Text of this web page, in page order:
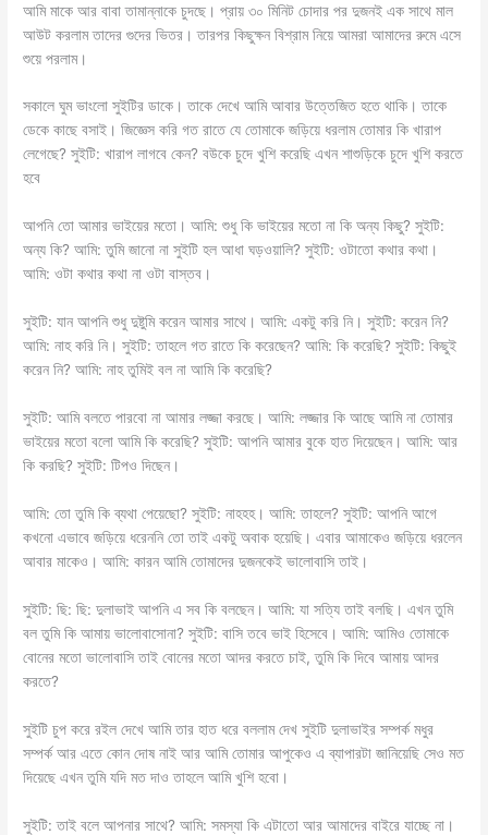
আমি মাকে আর বাবা তামান্নাকে চুদছে। প্রায় ৩০ মিনিট চোদার পর দুজনই এক সাথে মাল
আউট করলাম তাদের গুদের ভিতর। তারপর কিছুক্ষন বিশ্রাম নিয়ে আমরা আমাদের রুমে এসে
শুয়ে পরলাম।
সকালে ঘুম ভাংলো সুইটির ডাকে। তাকে দেখে আমি আবার উত্তেজিত হতে থাকি। তাকে
ডেকে কাছে বসাই। জিজ্ঞেস করি গত রাতে যে তোমাকে জড়িয়ে ধরলাম তোমার কি খারাপ
লেগেছে? সুইটি: খারাপ লাগবে কেন? বউকে চুদে খুশি করেছি এখন শাশুড়িকে চুদে খুশি করতে
হবে
আপনি তো আমার ভাইয়ের মতো। আমি: শুধু কি ভাইয়ের মতো না কি অন্য কিছু? সুইটি:
অন্য কি? আমি: তুমি জানো না সুইটি হল আধা ঘড়ওয়ালি? সুইটি: ওটাতো কথার কথা।
আমি: ওটা কথার কথা না ওটা বাস্তব।
সুইটি: যান আপনি শুধু দুষ্টুমি করেন আমার সাথে। আমি: একটু করি নি। সুইটি: করেন নি?
আমি: নাহ করি নি। সুইটি: তাহলে গত রাতে কি করেছেন? আমি: কি করেছি? সুইটি: কিছুই
করেন নি? আমি: নাহ তুমিই বল না আমি কি করেছি?
সুইটি: আমি বলতে পারবো না আমার লজ্জা করছে। আমি: লজ্জার কি আছে আমি না তোমার
ভাইয়ের মতো বলো আমি কি করেছি? সুইটি: আপনি আমার বুকে হাত দিয়েছেন। আমি: আর
কি করছি? সুইটি: টিপও দিছেন।
আমি: তো তুমি কি ব্যথা পেয়েছো? সুইটি: নাহহহ। আমি: তাহলে? সুইটি: আপনি আগে
কখনো এভাবে জড়িয়ে ধরেননি তো তাই একটু অবাক হয়েছি। এবার আমাকেও জড়িয়ে ধরলেন
আবার মাকেও। আমি: কারন আমি তোমাদের দুজনকেই ভালোবাসি তাই।
সুইটি: ছি: ছি: দুলাভাই আপনি এ সব কি বলছেন। আমি: যা সত্যি তাই বলছি। এখন তুমি
বল তুমি কি আমায় ভালোবাসোনা? সুইটি: বাসি তবে ভাই হিসেবে। আমি: আমিও তোমাকে
বোনের মতো ভালোবাসি তাই বোনের মতো আদর করতে চাই, তুমি কি দিবে আমায় আদর
করতে?
সুইটি চুপ করে রইল দেখে আমি তার হাত ধরে বললাম দেখ সুইটি দুলাভাইর সম্পর্ক মধুর
সম্পর্ক আর এতে কোন দোষ নাই আর আমি তোমার আপুকেও এ ব্যাপারটা জানিয়েছি সেও মত
দিয়েছে এখন তুমি যদি মত দাও তাহলে আমি খুশি হবো।
সুইটি: তাই বলে আপনার সাথে? আমি: সমস্যা কি এটাতো আর আমাদের বাইরে যাচ্ছে না।